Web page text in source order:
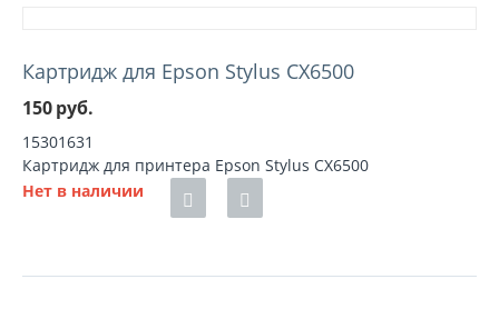
Картридж для Epson Stylus CX6500
150руб.
15301631
Картридж для принтера Epson Stylus CX6500
Нет в наличии